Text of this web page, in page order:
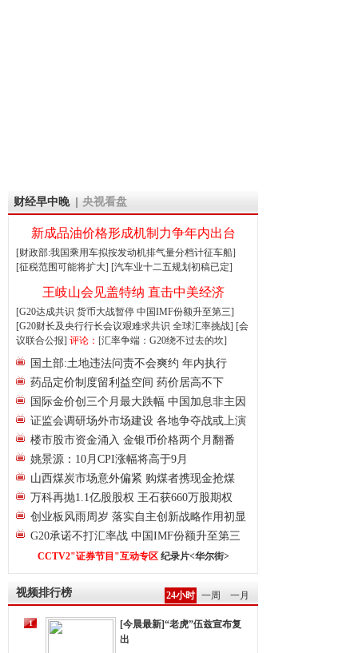
财经早中晚 央视看盘
新成品油价格形成机制力争年内出台
[财政部:我国乘用车拟按发动机排气量分档计征车船]
[征税范围可能将扩大] [汽车业十二五规划初稿已定]
王岐山会见盖特纳 直击中美经济
[G20达成共识 货币大战暂停 中国IMF份额升至第三]
[G20财长及央行行长会议艰难求共识 全球汇率挑战] [会
议联合公报] 评论： [汇率争端：G20绕不过去的坎]
国土部:土地违法问责不会爽约 年内执行
药品定价制度留利益空间 药价居高不下
国际金价创三个月最大跌幅 中国加息非主因
证监会调研场外市场建设 各地争夺战或上演
楼市股市资金涌入 金银币价格两个月翻番
姚景源：10月CPI涨幅将高于9月
山西煤炭市场意外偏紧 购煤者携现金抢煤
万科再抛1.1亿股股权 王石获660万股期权
创业板风雨周岁 落实自主创新战略作用初显
G20承诺不打汇率战 中国IMF份额升至第三
CCTV2"证券节目"互动专区 纪录片<华尔街>
视频排行榜 24小时 一周 一月
1
[今晨最新]“老虎”伍兹宣布复
出